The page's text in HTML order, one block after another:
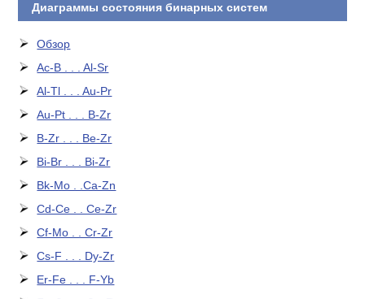
Диаграммы состояния бинарных систем
Обзор
Ac-B . . . Al-Sr
Al-Tl . . . Au-Pr
Au-Pt . . . B-Zr
B-Zr . . . Be-Zr
Bi-Br . . . Bi-Zr
Bk-Mo . .Ca-Zn
Cd-Ce . . Ce-Zr
Cf-Mo . . Cr-Zr
Cs-F . . . Dy-Zr
Er-Fe . . . F-Yb